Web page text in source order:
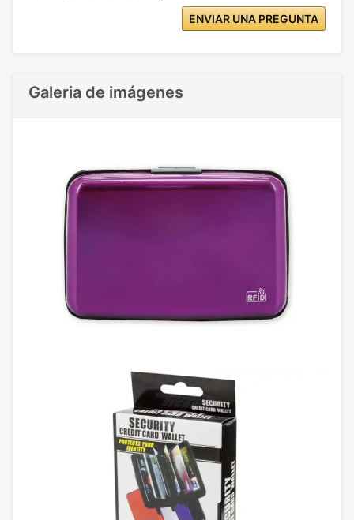
ENVIAR UNA PREGUNTA
Galeria de imágenes